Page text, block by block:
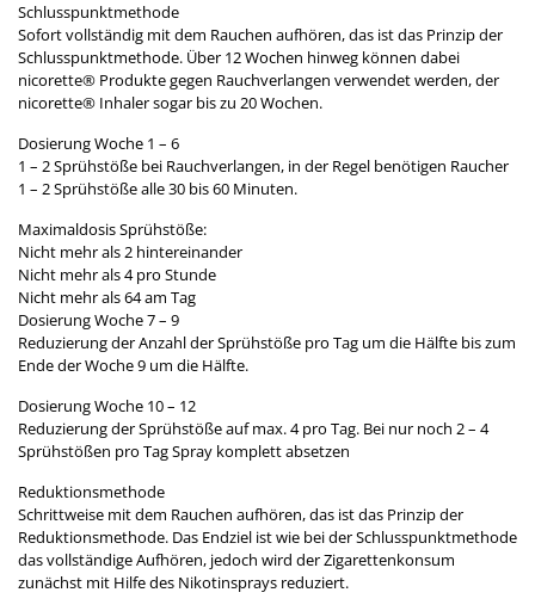
Schlusspunktmethode
Sofort vollständig mit dem Rauchen aufhören, das ist das Prinzip der
Schlusspunktmethode. Über 12 Wochen hinweg können dabei
nicorette® Produkte gegen Rauchverlangen verwendet werden, der
nicorette® Inhaler sogar bis zu 20 Wochen.
Dosierung Woche 1 – 6
1 – 2 Sprühstöße bei Rauchverlangen, in der Regel benötigen Raucher
1 – 2 Sprühstöße alle 30 bis 60 Minuten.
Maximaldosis Sprühstöße:
Nicht mehr als 2 hintereinander
Nicht mehr als 4 pro Stunde
Nicht mehr als 64 am Tag
Dosierung Woche 7 – 9
Reduzierung der Anzahl der Sprühstöße pro Tag um die Hälfte bis zum
Ende der Woche 9 um die Hälfte.
Dosierung Woche 10 – 12
Reduzierung der Sprühstöße auf max. 4 pro Tag. Bei nur noch 2 – 4
Sprühstößen pro Tag Spray komplett absetzen
Reduktionsmethode
Schrittweise mit dem Rauchen aufhören, das ist das Prinzip der
Reduktionsmethode. Das Endziel ist wie bei der Schlusspunktmethode
das vollständige Aufhören, jedoch wird der Zigarettenkonsum
zunächst mit Hilfe des Nikotinsprays reduziert.